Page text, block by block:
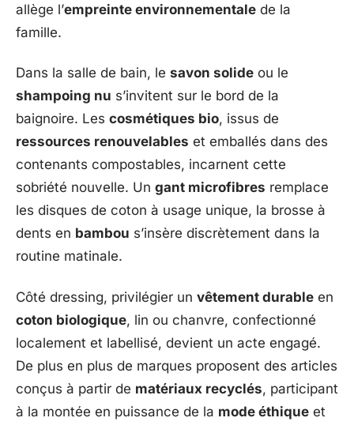
allège l’empreinte environnementale de la
famille.
Dans la salle de bain, le savon solide ou le
shampoing nu s’invitent sur le bord de la
baignoire. Les cosmétiques bio, issus de
ressources renouvelables et emballés dans des
contenants compostables, incarnent cette
sobriété nouvelle. Un gant microfibres remplace
les disques de coton à usage unique, la brosse à
dents en bambou s’insère discrètement dans la
routine matinale.
Côté dressing, privilégier un vêtement durable en
coton biologique, lin ou chanvre, confectionné
localement et labellisé, devient un acte engagé.
De plus en plus de marques proposent des articles
conçus à partir de matériaux recyclés, participant
à la montée en puissance de la mode éthique et